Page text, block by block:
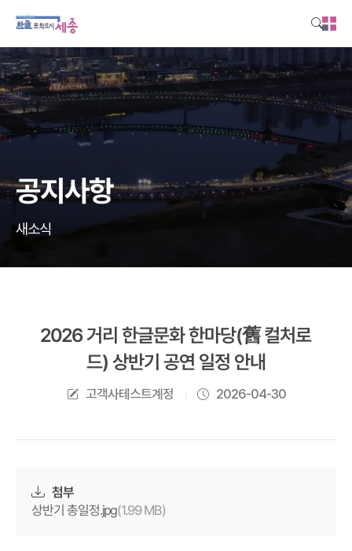
공지사항
새소식
2026 거리 한글문화 한마당(舊 컬처로
드) 상반기 공연 일정 안내
고객사테스트계정 2026-04-30
첨부
상반기 총일정.jpg(1.99 MB)